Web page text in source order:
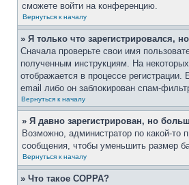
сможете войти на конференцию.
Вернуться к началу
» Я только что зарегистрировался,
Сначала проверьте свои имя
полученным инструкциям. На
отображается в процессе
email либо он заблокирован спам-
Вернуться к началу
» Я давно зарегистрирован, но
Возможно, администратор по какой-
сообщения, чтобы уменьшить размер
Вернуться к началу
» Что такое COPPA?